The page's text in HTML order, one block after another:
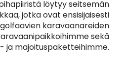
löytyy seitsemän
jotka ovat ensisijaisesti
karavaanareiden
sekä
ja majoituspaketteihimme.